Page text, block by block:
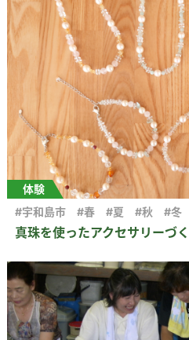
体験
真珠を使ったアクセサリーづく
#宇和島市 #春 #夏 #秋 #冬